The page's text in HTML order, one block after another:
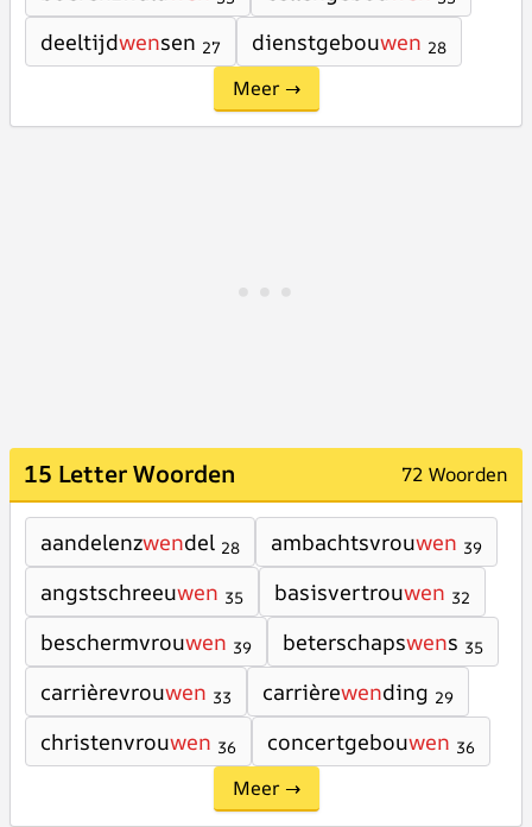
deeltijdwensen 27 dienstgebouwen 28
Meer →
15 Letter Woorden 72 Woorden
aandelenzwendel 28 ambachtsvrouwen 39
angstschreeuwen 35 basisvertrouwen 32
beschermvrouwen 39 beterschapswens 35
carrièrevrouwen 33 carrièrewending 29
christenvrouwen 36 concertgebouwen 36
Meer →